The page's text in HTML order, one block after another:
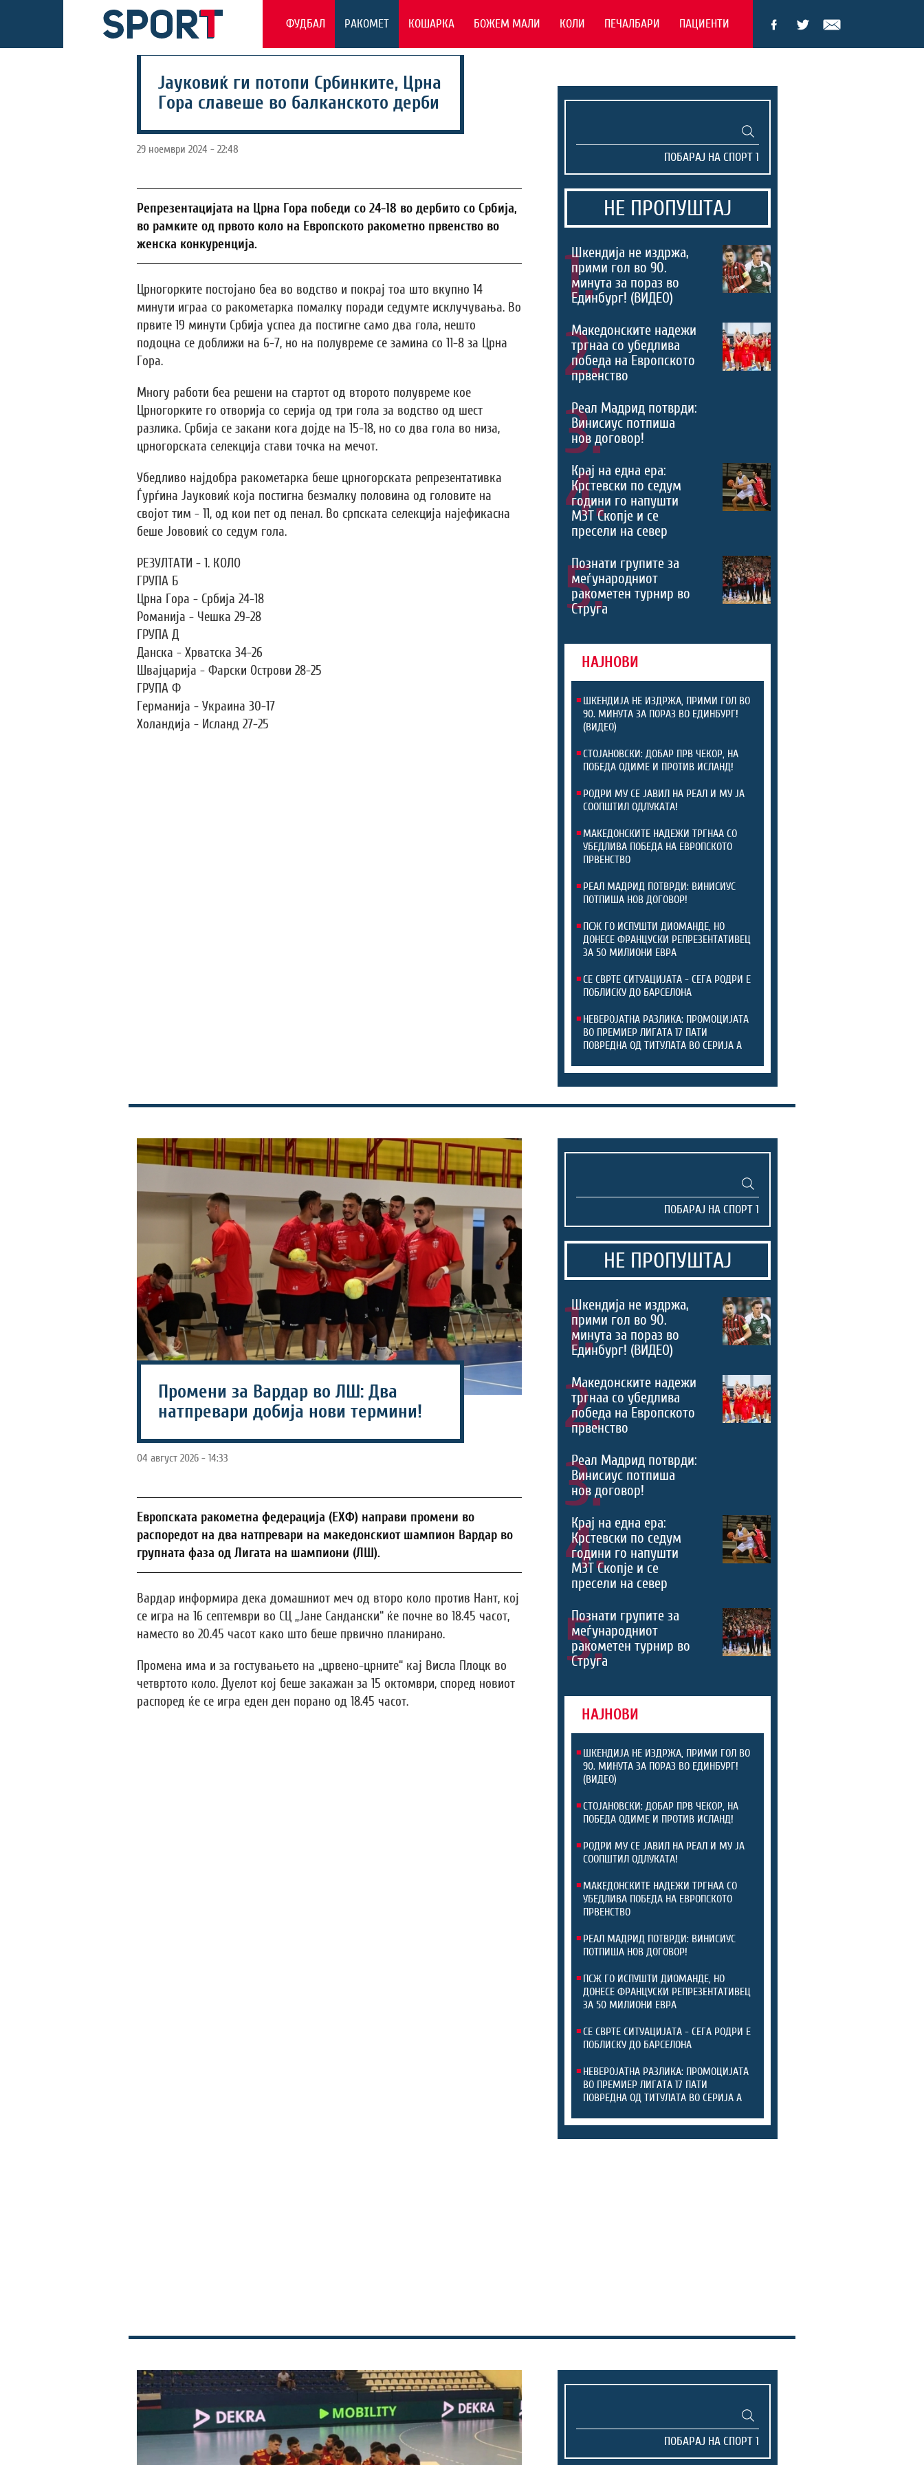
ФУДБАЛ РАКОМЕТ КОШАРКА БОЖЕМ МАЛИ КОЛИ ПЕЧАЛБАРИ ПАЦИЕНТИ
Јауковиќ ги потопи Србинките, Црна
Гора славеше во балканското дерби
29 ноември 2024 - 22:48
Репрезентацијата на Црна Гора победи со 24-18 во дербито со Србија,
во рамките од првото коло на Европското ракометно првенство во
женска конкуренција.
Црногорките постојано беа во водство и покрај тоа што вкупно 14
минути играа со ракометарка помалку поради седумте исклучувања. Во
првите 19 минути Србија успеа да постигне само два гола, нешто
подоцна се доближи на 6-7, но на полувреме се замина со 11-8 за Црна
Гора.
Многу работи беа решени на стартот од второто полувреме кое
Црногорките го отворија со серија од три гола за водство од шест
разлика. Србија се закани кога дојде на 15-18, но со два гола во низа,
црногорската селекција стави точка на мечот.
Убедливо најдобра ракометарка беше црногорската репрезентативка
Ѓурѓина Јауковиќ која постигна безмалку половина од головите на
својот тим - 11, од кои пет од пенал. Во српската селекција најефикасна
беше Јововиќ со седум гола.
РЕЗУЛТАТИ - 1. КОЛО
ГРУПА Б
Црна Гора - Србија 24-18
Романија - Чешка 29-28
ГРУПА Д
Данска - Хрватска 34-26
Швајцарија - Фарски Острови 28-25
ГРУПА Ф
Германија - Украина 30-17
Холандија - Исланд 27-25
НЕ ПРОПУШТАЈ
1.
Шкендија не издржа,
прими гол во 90.
минута за пораз во
Единбург! (ВИДЕО)
2.
Македонските надежи
тргнаа со убедлива
победа на Европското
првенство
3.
Реал Мадрид потврди:
Винисиус потпиша
нов договор!
4.
Крај на една ера:
Крстевски по седум
години го напушти
МЗТ Скопје и се
пресели на север
5.
Познати групите за
меѓународниот
ракометен турнир во
Струга
НАЈНОВИ
ШКЕНДИЈА НЕ ИЗДРЖА, ПРИМИ ГОЛ ВО
90. МИНУТА ЗА ПОРАЗ ВО ЕДИНБУРГ!
(ВИДЕО)
СТОЈАНОВСКИ: ДОБАР ПРВ ЧЕКОР, НА
ПОБЕДА ОДИМЕ И ПРОТИВ ИСЛАНД!
РОДРИ МУ СЕ ЈАВИЛ НА РЕАЛ И МУ ЈА
СООПШТИЛ ОДЛУКАТА!
МАКЕДОНСКИТЕ НАДЕЖИ ТРГНАА СО
УБЕДЛИВА ПОБЕДА НА ЕВРОПСКОТО
ПРВЕНСТВО
РЕАЛ МАДРИД ПОТВРДИ: ВИНИСИУС
ПОТПИША НОВ ДОГОВОР!
ПСЖ ГО ИСПУШТИ ДИОМАНДЕ, НО
ДОНЕСЕ ФРАНЦУСКИ РЕПРЕЗЕНТАТИВЕЦ
ЗА 50 МИЛИОНИ ЕВРА
СЕ СВРТЕ СИТУАЦИЈАТА - СЕГА РОДРИ Е
ПОБЛИСКУ ДО БАРСЕЛОНА
НЕВЕРОЈАТНА РАЗЛИКА: ПРОМОЦИЈАТА
ВО ПРЕМИЕР ЛИГАТА 17 ПАТИ
ПОВРЕДНА ОД ТИТУЛАТА ВО СЕРИЈА А
Промени за Вардар во ЛШ: Два
натпревари добија нови термини!
04 август 2026 - 14:33
Европската ракометна федерација (ЕХФ) направи промени во
распоредот на два натпревари на македонскиот шампион Вардар во
групната фаза од Лигата на шампиони (ЛШ).
Вардар информира дека домашниот меч од второ коло против Нант, кој
се игра на 16 септември во СЦ „Јане Сандански“ ќе почне во 18.45 часот,
наместо во 20.45 часот како што беше првично планирано.
Промена има и за гостувањето на „црвено-црните“ кај Висла Плоцк во
четвртото коло. Дуелот кој беше закажан за 15 октомври, според новиот
распоред ќе се игра еден ден порано од 18.45 часот.
НЕ ПРОПУШТАЈ
1.
Шкендија не издржа,
прими гол во 90.
минута за пораз во
Единбург! (ВИДЕО)
2.
Македонските надежи
тргнаа со убедлива
победа на Европското
првенство
3.
Реал Мадрид потврди:
Винисиус потпиша
нов договор!
4.
Крај на една ера:
Крстевски по седум
години го напушти
МЗТ Скопје и се
пресели на север
5.
Познати групите за
меѓународниот
ракометен турнир во
Струга
НАЈНОВИ
ШКЕНДИЈА НЕ ИЗДРЖА, ПРИМИ ГОЛ ВО
90. МИНУТА ЗА ПОРАЗ ВО ЕДИНБУРГ!
(ВИДЕО)
СТОЈАНОВСКИ: ДОБАР ПРВ ЧЕКОР, НА
ПОБЕДА ОДИМЕ И ПРОТИВ ИСЛАНД!
РОДРИ МУ СЕ ЈАВИЛ НА РЕАЛ И МУ ЈА
СООПШТИЛ ОДЛУКАТА!
МАКЕДОНСКИТЕ НАДЕЖИ ТРГНАА СО
УБЕДЛИВА ПОБЕДА НА ЕВРОПСКОТО
ПРВЕНСТВО
РЕАЛ МАДРИД ПОТВРДИ: ВИНИСИУС
ПОТПИША НОВ ДОГОВОР!
ПСЖ ГО ИСПУШТИ ДИОМАНДЕ, НО
ДОНЕСЕ ФРАНЦУСКИ РЕПРЕЗЕНТАТИВЕЦ
ЗА 50 МИЛИОНИ ЕВРА
СЕ СВРТЕ СИТУАЦИЈАТА - СЕГА РОДРИ Е
ПОБЛИСКУ ДО БАРСЕЛОНА
НЕВЕРОЈАТНА РАЗЛИКА: ПРОМОЦИЈАТА
ВО ПРЕМИЕР ЛИГАТА 17 ПАТИ
ПОВРЕДНА ОД ТИТУЛАТА ВО СЕРИЈА А